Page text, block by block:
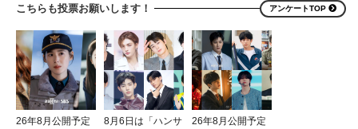
こちらも投票お願いします！ アンケートTOP
26年8月公開予定
8月6日は「ハンサ
26年8月公開予定